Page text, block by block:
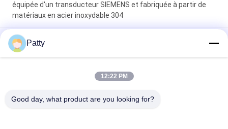
équipée d'un transducteur SIEMENS et fabriquée à partir de
matériaux en acier inoxydable 304
Ligne de production de chapelure pour brûleur de four
Weishaupt, Ligne de traitement automatisée de chapelure de
la société ABC pour une production constante
Équipement de transformation alimentaire Ligne de
SIEMENS conçue pour le flux de production
Patty
12:22 PM
Good day, what product are you looking for?